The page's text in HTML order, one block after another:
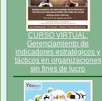
CURSO VIRTUAL:
Gerenciamiento de
indicadores estratégicos y
tácticos en organizaciones
sin fines de lucro